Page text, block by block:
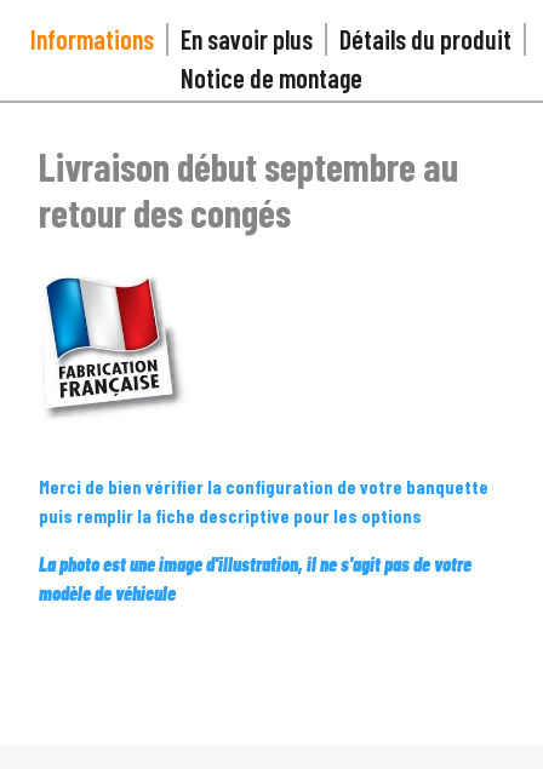
Informations En savoir plus
Détails du produit
Notice de montage
Livraison début septembre au
retour des congés
Merci de bien vérifier la configuration de votre banquette
puis remplir la fiche descriptive pour les options
La photo est une image d'illustration, il ne s'agit pas de votre
modèle de véhicule